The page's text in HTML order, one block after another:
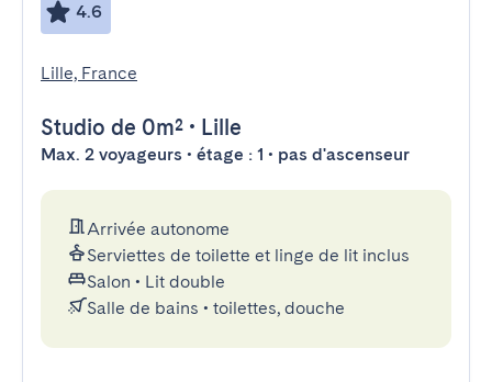
4.6
Lille, France
Studio de 0m² • Lille
Max. 2 voyageurs • étage : 1 • pas d'ascenseur
Arrivée autonome
Serviettes de toilette et linge de lit inclus
Salon • Lit double
Salle de bains • toilettes, douche